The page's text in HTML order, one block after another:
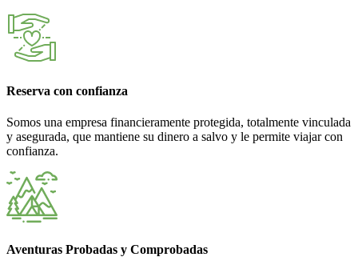
Reserva con confianza
Somos una empresa financieramente protegida, totalmente vinculada
y asegurada, que mantiene su dinero a salvo y le permite viajar con
confianza.
Aventuras Probadas y Comprobadas